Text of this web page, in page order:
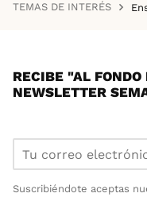
TEMAS DE INTERÉS
RECIBE "AL
NEWSLETTER
Suscribiéndote aceptas